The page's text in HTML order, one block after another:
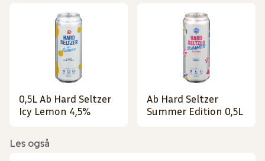
0,5L Ab Hard Seltzer
Icy Lemon 4,5%
Ab Hard Seltzer
Summer Edition 0,5L
Les også